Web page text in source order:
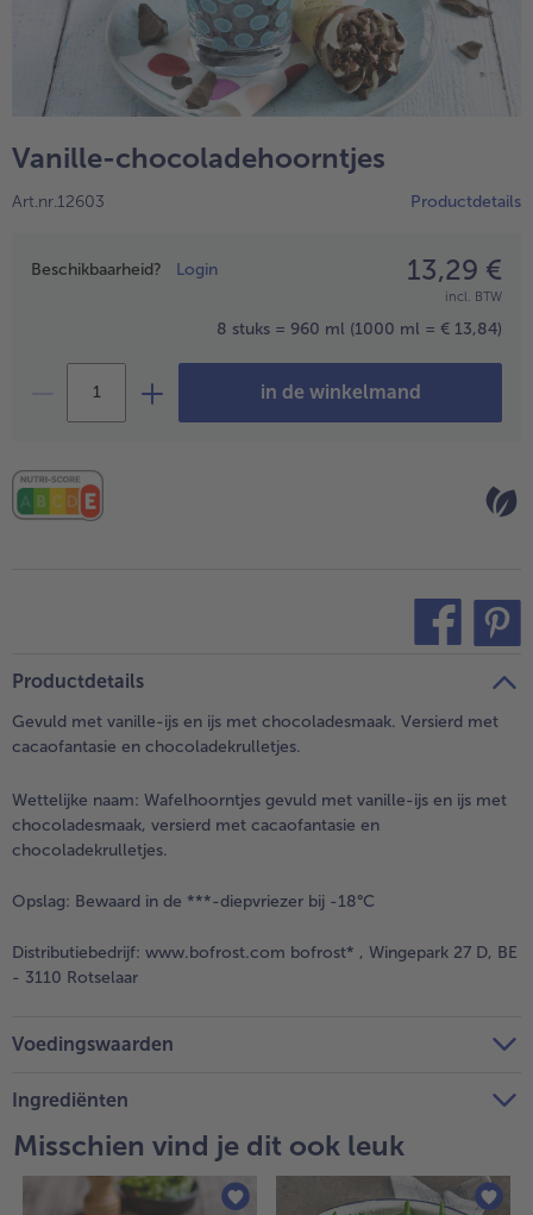
- 5 € bij aankoop van 7 maaltijden naar keuze
Vanille-chocoladehoorntjes
Art.nr.12603 Productdetails
Prijsopgave
Beschikbaarheid? Login 13,29 €
incl. BTW
8 stuks = 960 ml (1000 ml = € 13,84)
in de winkelmand
Productdetails
Gevuld met vanille-ijs en ijs met chocoladesmaak. Versierd met
cacaofantasie en chocoladekrulletjes.
Wettelijke naam: Wafelhoorntjes gevuld met vanille-ijs en ijs met
chocoladesmaak, versierd met cacaofantasie en
chocoladekrulletjes.
Opslag: Bewaard in de ***-diepvriezer bij -18°C
Distributiebedrijf: www.bofrost.com bofrost* , Wingepark 27 D, BE
- 3110 Rotselaar
Voedingswaarden
Ingrediënten
Misschien vind je dit ook leuk